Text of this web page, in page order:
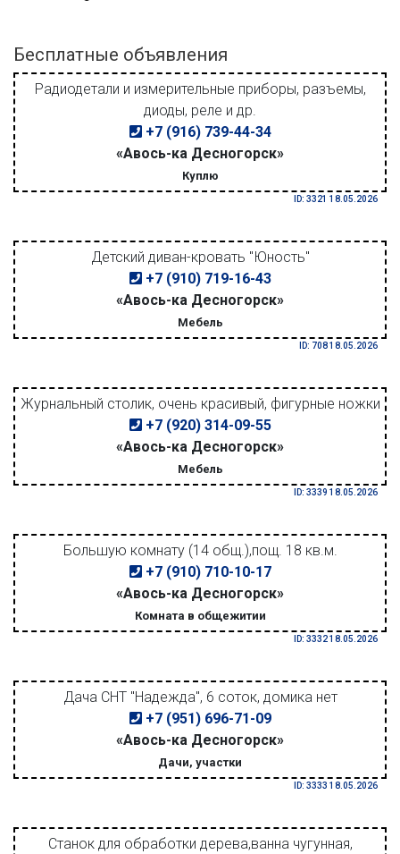
Бесплатные объявления
Радиодетали и измерительные приборы, разъемы,
диоды, реле и др.
+7 (916) 739-44-34
«Авось-ка Десногорск»
Куплю
ID: 3321 18.05.2026
Детский диван-кровать "Юность"
+7 (910) 719-16-43
«Авось-ка Десногорск»
Мебель
ID: 708 18.05.2026
Журнальный столик, очень красивый, фигурные ножки
+7 (920) 314-09-55
«Авось-ка Десногорск»
Мебель
ID: 3339 18.05.2026
Большую комнату (14 общ.),пощ. 18 кв.м.
+7 (910) 710-10-17
«Авось-ка Десногорск»
Комната в общежитии
ID: 3332 18.05.2026
Дача СНТ "Надежда", 6 соток, домика нет
+7 (951) 696-71-09
«Авось-ка Десногорск»
Дачи, участки
ID: 3333 18.05.2026
Станок для обработки дерева,ванна чугунная,